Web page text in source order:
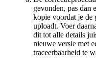
gevonden, pas dan
kopie voordat je de
uploadt. Voer
dit tot alle details
nieuwe versie met
traceerbaarheid te